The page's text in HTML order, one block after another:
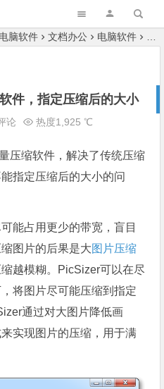
电脑软件 文档办公 电脑软件
件，指定压缩后的大小
论 热度1,925 ℃
压缩软件，解决了传统压缩
指定压缩后的大小的问
能占用更少的带宽，盲目
图片的后果是大图片压缩
越模糊。PicSizer可以在尽
将图片尽可能压缩到指定
通过对大图片降低画
实现图片的压缩，用于满